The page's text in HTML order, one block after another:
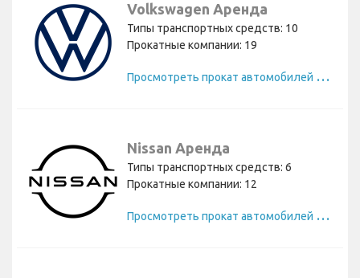
Volkswagen Аренда
Типы транспортных средств: 10
Прокатные компании: 19
П
росмотреть прокат автомобилей Volkswagen
Nissan Аренда
Типы транспортных средств: 6
Прокатные компании: 12
П
росмотреть прокат автомобилей Nissan